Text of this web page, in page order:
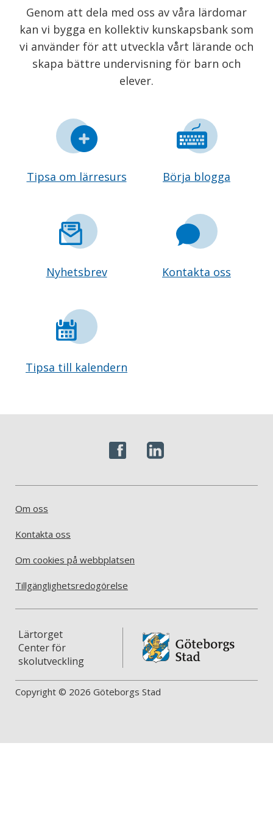
Genom att dela med oss av våra lärdomar
kan vi bygga en kollektiv kunskapsbank som
vi använder för att utveckla vårt lärande och
skapa bättre undervisning för barn och
elever.
Tipsa om lärresurs Börja blogga
Nyhetsbrev Kontakta oss
Tipsa till kalendern
Om oss
Kontakta oss
Om cookies på webbplatsen
Tillgänglighetsredogörelse
Lärtorget
Center för
skolutveckling
Copyright © 2026 Göteborgs Stad